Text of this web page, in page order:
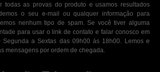
todas as provas do produto e usamos resultados
o seu e-mail ou qualquer informação para
nenhum tipo de spam. Se você tiver alguma
para usar o link de contato e falar conosco em
Segunda a Sextas das 09h00 ás 18h00. Lemos e
mensagens por ordem de chegada.